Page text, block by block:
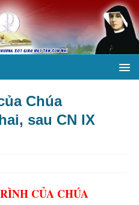
Chúa
sau CN IX
CỦA CHÚA